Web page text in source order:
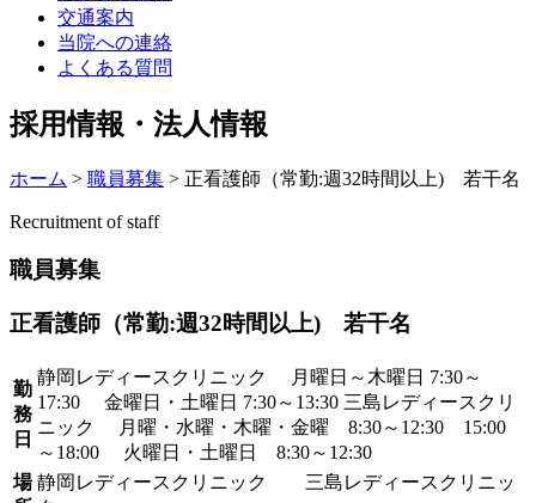
交通案内
当院への連絡
よくある質問
採用情報・法人情報
ホーム > 職員募集 > 正看護師（常勤:週32時間以上) 若干名
Recruitment of staff
職員募集
正看護師（常勤:週32時間以上) 若干名
勤
務
日
静岡レディースクリニック 月曜日～木曜日 7:30～
17:30 金曜日・土曜日 7:30～13:30 三島レディースクリ
ニック 月曜・水曜・木曜・金曜 8:30～12:30 15:00
～18:00 火曜日・土曜日 8:30～12:30
場 静岡レディースクリニック 三島レディースクリニッ